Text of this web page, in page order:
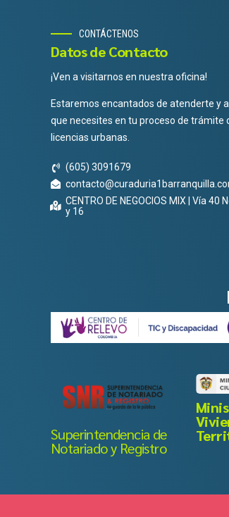
CONTÁCTENOS
Datos de Contacto
¡Ven a visitarnos en nuestra oficina!
Estaremos encantados de atenderte y
que necesites en tu proceso de trámite
licencias urbanas.
(605) 3091679
CENTRO DE NEGOCIOS MIX | Vía 40
y 16
Superintendencia de
Notariado y Registro